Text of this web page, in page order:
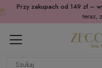
Przy zakupach od 149 zł –
teraz,